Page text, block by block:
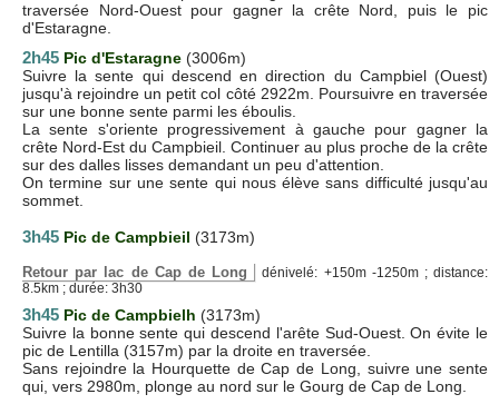
traversée Nord-Ouest pour gagner la crête Nord, puis le pic
d'Estaragne.
2h45 Pic d'Estaragne (3006m)
Suivre la sente qui descend en direction du Campbiel (Ouest)
jusqu'à rejoindre un petit col côté 2922m. Poursuivre en traversée
sur une bonne sente parmi les éboulis.
La sente s'oriente progressivement à gauche pour gagner la
crête Nord-Est du Campbieil. Continuer au plus proche de la crête
sur des dalles lisses demandant un peu d'attention.
On termine sur une sente qui nous élève sans difficulté jusqu'au
sommet.
3h45 Pic de Campbieil (3173m)
Retour par lac de Cap de Long
dénivelé: +150m -1250m ; distance:
8.5km ; durée: 3h30
3h45 Pic de Campbielh (3173m)
Suivre la bonne sente qui descend l'arête Sud-Ouest. On évite le
pic de Lentilla (3157m) par la droite en traversée.
Sans rejoindre la Hourquette de Cap de Long, suivre une sente
qui, vers 2980m, plonge au nord sur le Gourg de Cap de Long.